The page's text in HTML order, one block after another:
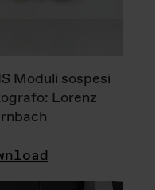
Moduli sospesi
Lorenz